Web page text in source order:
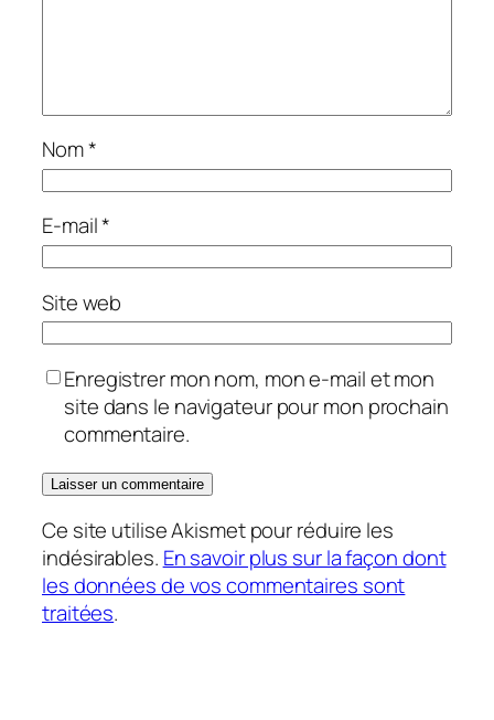
Nom*
E-mail*
Site web
Enregistrer mon nom, mon e-mail et mon
site dans le navigateur pour mon prochain
commentaire.
Ce site utilise Akismet pour réduire les
indésirables. En savoir plus sur la façon dont
les données de vos commentaires sont
traitées.